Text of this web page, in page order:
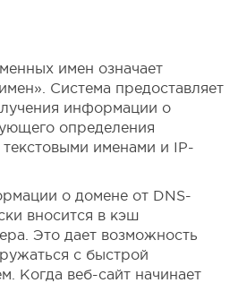
имен означает
Система предоставляет
информации о
определения
именами и IP-
о домене от DNS-
вносится в кэш
Это дает возможность
с быстрой
Когда веб-сайт начинает